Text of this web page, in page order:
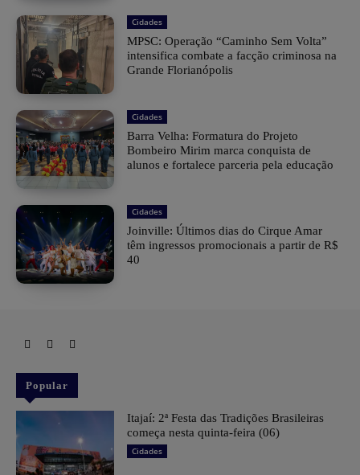
Cidades
MPSC: Operação “Caminho Sem Volta”
intensifica combate a facção criminosa na
Grande Florianópolis
Cidades
Barra Velha: Formatura do Projeto
Bombeiro Mirim marca conquista de
alunos e fortalece parceria pela educação
Cidades
Joinville: Últimos dias do Cirque Amar
têm ingressos promocionais a partir de R$
40
Popular
​Itajaí: 2ª Festa das Tradições Brasileiras
começa nesta quinta-feira (06)
Cidades